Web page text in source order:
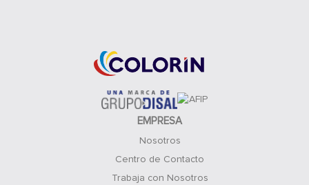
EMPRESA
Nosotros
Centro de Contacto
Trabaja con Nosotros